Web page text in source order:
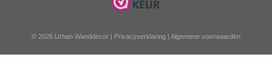
© 2026 Urban Wanddecor | Privacyverklaring | Algemene voorwaarden